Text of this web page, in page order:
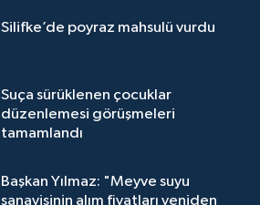
Silifke’de poyraz mahsulü vurdu
Suça sürüklenen çocuklar
düzenlemesi görüşmeleri
tamamlandı
Başkan Yılmaz: "Meyve suyu
sanayisinin alım fiyatları yeniden